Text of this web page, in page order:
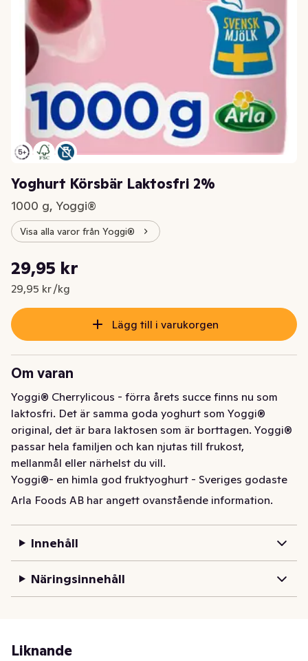
Yoghurt Körsbär Laktosfri 2%
1000 g, Yoggi®
Visa alla varor från Yoggi®
Nuvarande pris är: 29,95 kr
29,95 kr
29,95 kr /kg
Styckpris: 29,95 kr /kg
Lägg till i varukorgen
Om varan
Yoggi® Cherrylicous - förra årets succe finns nu som
laktosfri. Det är samma goda yoghurt som Yoggi®
original, det är bara laktosen som är borttagen. Yoggi®
passar hela familjen och kan njutas till frukost,
mellanmål eller närhelst du vill.
Yoggi®- en himla god fruktyoghurt - Sveriges godaste
faktiskt!
Arla Foods AB har angett ovanstående information.
Innehåll
Näringsinnehåll
Liknande